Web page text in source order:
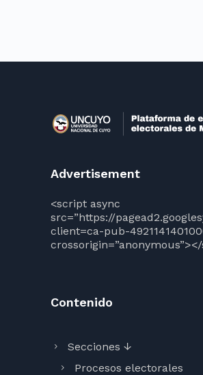
Advertisement
<script async
src=”https://
client=ca-pub-
Contenido
Secciones ↓
Procesos electorales